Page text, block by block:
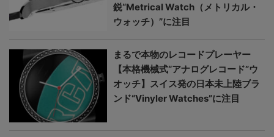
鋭“Metrical Watch（メトリカル・
ウォッチ）”に注目
まるで本物のレコードプレーヤー
【本格機械式“アナログレコード”ウ
オッチ】スイス発の日本未上陸ブラ
ンド“Vinyler Watches”に注目